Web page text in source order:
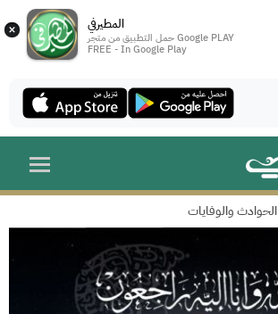
× المطيرفي
حمل التطبيق من متجر Google PLAY
FREE - In Google Play
الحوادث والوفايات